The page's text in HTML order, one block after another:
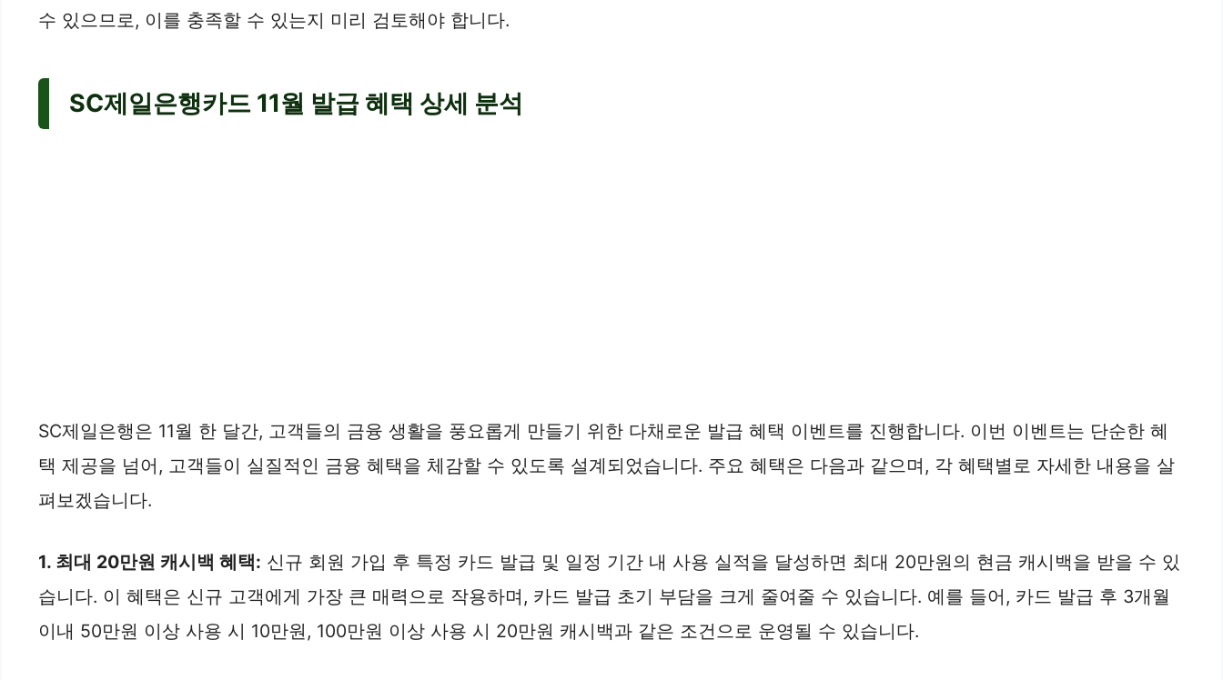
수 있으므로, 이를 충족할 수 있는지 미리 검토해야 합니다.
SC제일은행카드 11월 발급 혜택 상세 분석
SC제일은행은 11월 한 달간, 고객들의 금융 생활을 풍요롭게 만들기 위한 다채로운 발급 혜택 이벤트를 진행합니다. 이번 이벤트는 단순한 혜
택 제공을 넘어, 고객들이 실질적인 금융 혜택을 체감할 수 있도록 설계되었습니다. 주요 혜택은 다음과 같으며, 각 혜택별로 자세한 내용을 살
펴보겠습니다.
1. 최대 20만원 캐시백 혜택: 신규 회원 가입 후 특정 카드 발급 및 일정 기간 내 사용 실적을 달성하면 최대 20만원의 현금 캐시백을 받을 수 있
습니다. 이 혜택은 신규 고객에게 가장 큰 매력으로 작용하며, 카드 발급 초기 부담을 크게 줄여줄 수 있습니다. 예를 들어, 카드 발급 후 3개월
이내 50만원 이상 사용 시 10만원, 100만원 이상 사용 시 20만원 캐시백과 같은 조건으로 운영될 수 있습니다.